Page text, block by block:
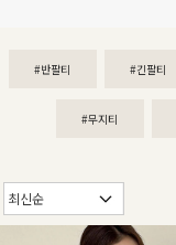
#반팔티 #긴팔티
#무지티